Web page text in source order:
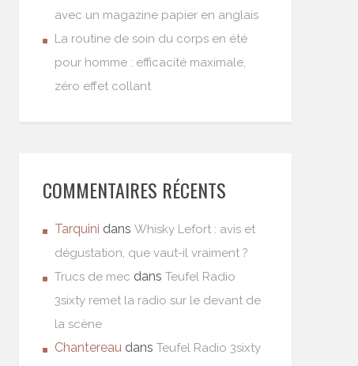
avec un magazine papier en anglais
La routine de soin du corps en été
pour homme : efficacité maximale,
zéro effet collant
COMMENTAIRES RÉCENTS
Tarquini dans Whisky Lefort : avis et
dégustation, que vaut-il vraiment ?
Trucs de mec dans Teufel Radio
3sixty remet la radio sur le devant de
la scène
Chantereau dans Teufel Radio 3sixty